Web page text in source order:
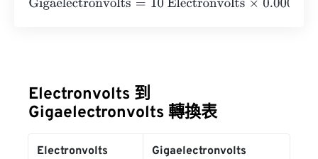
Gigaelectronvolts=10 Electronvolts×
Electronvolts 到
Gigaelectronvolts 轉換表
Electronvolts Gigaelectronvolts